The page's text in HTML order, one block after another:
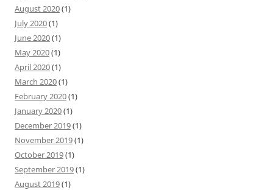
August 2020(1)
July 2020(1)
June 2020(1)
May 2020(1)
April 2020(1)
March 2020(1)
February 2020(1)
January 2020(1)
December 2019(1)
November 2019(1)
October 2019(1)
September 2019(1)
August 2019(1)